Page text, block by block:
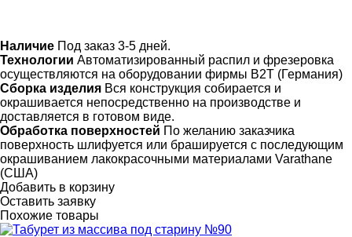
Наличие Под заказ 3-5 дней.
Технологии Автоматизированный распил и фрезеровка
осуществляются на оборудовании фирмы B2T (Германия)
Сборка изделия Вся конструкция собирается и
окрашивается непосредственно на производстве и
доставляется в готовом виде.
Обработка поверхностей По желанию заказчика
поверхность шлифуется или брашируется с последующим
окрашиванием лакокрасочными материалами Varathane
(США)
Добавить в корзину
Оставить заявку
Похожие товары